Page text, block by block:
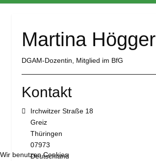
Martina Högger
DGAM-Dozentin, Mitglied im BfG
Kontakt
Adresse:
Irchwitzer Straße 18
Greiz
Thüringen
07973
Deutschland
Wir benutzen Cookies